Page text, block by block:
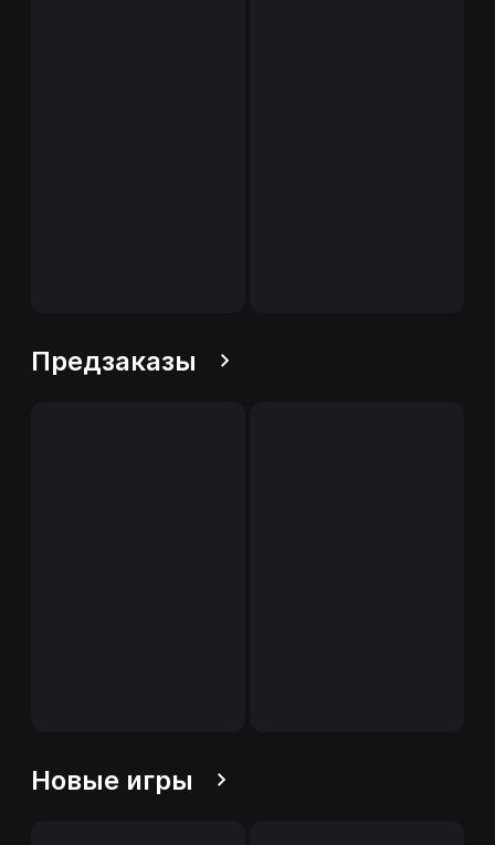
Предзаказы
Новые игры